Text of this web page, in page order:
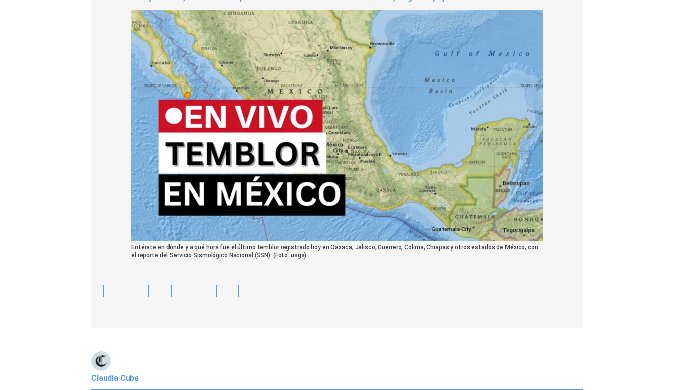
Entérate en dónde y a qué hora fue el último temblor registrado hoy en Oaxaca, Jalisco, Guerrero, Colima, Chiapas y otros estados de México, con
el reporte del Servicio Sismológico Nacional (SSN). (Foto: usgs)
Claudia Cuba